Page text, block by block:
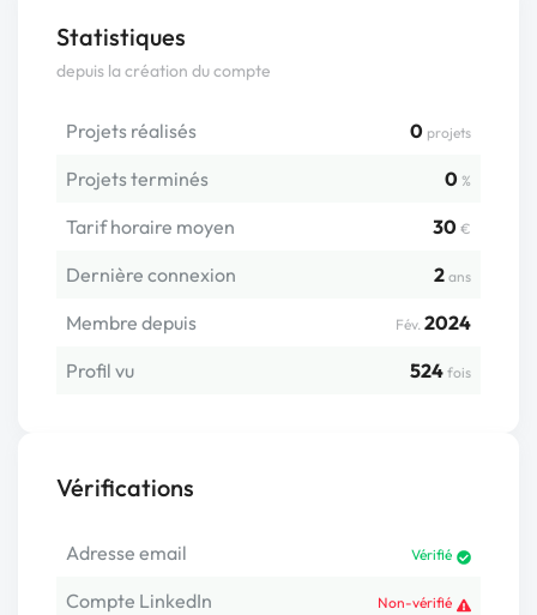
Statistiques
depuis la création du compte
Projets réalisés 0 projets
Projets terminés 0 %
Tarif horaire moyen 30 €
Dernière connexion 2 ans
Membre depuis Fév. 2024
Profil vu
524 fois
Vérifications
Adresse email Vérifié
Compte LinkedIn Non-vérifié